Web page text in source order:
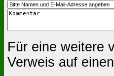
Für eine weitere
Verweis auf